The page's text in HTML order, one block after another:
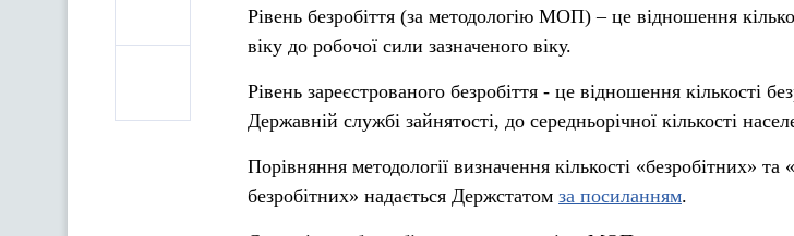
Рівень безробіття (за методологію МОП) – це відношення
віку до робочої сили зазначеного віку.
Рівень зареєстрованого безробіття - це відношення кількості
Державній службі зайнятості, до середньорічної кількості
Порівняння методології визначення кількості «безробітних» та
безробітних» надається Держстатом за посиланням.